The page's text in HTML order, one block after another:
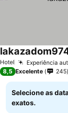
Hotel Experiência
8,5 Excelente 245
Selecione as
exatos.